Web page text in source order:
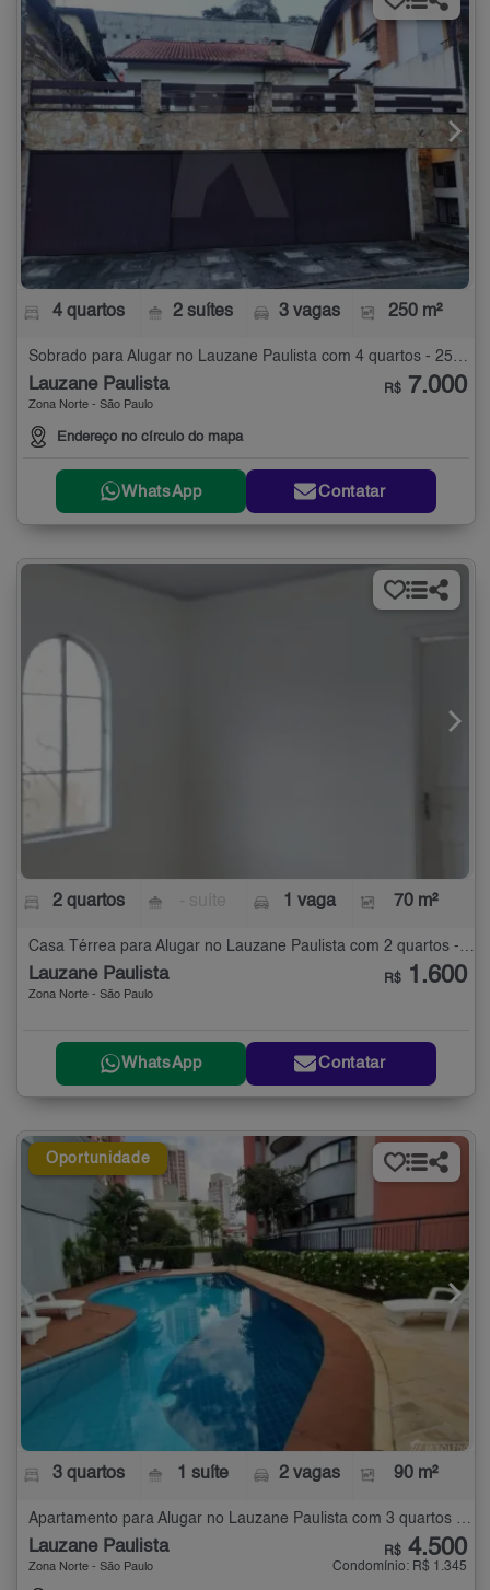
4 quartos 2 suítes 3 vagas 250 m²
Sobrado para Alugar no Lauzane Paulista com 4 quartos - 250 m²
Lauzane Paulista
Zona Norte - São Paulo
Endereço no círculo do mapa
R$ 7.000
WhatsApp Contatar
2 quartos 1 vaga 70 m²
Casa Térrea para Alugar no Lauzane Paulista com 2 quartos - 70 m²
Lauzane Paulista
Zona Norte - São Paulo
R$ 1.600
WhatsApp Contatar
Oportunidade
3 quartos 1 suíte 2 vagas 90 m²
Lauzane Paulista
Zona Norte - São Paulo
R$ 4.500
Condomínio: R$ 1.345